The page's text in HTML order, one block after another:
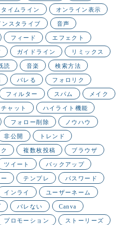
タイムライン オンライン表示
ンスタライブ 音声
フィード エフェクト
ガイドライン リミックス
読 音楽 検索方法
バレる フォロリク
フィルター スパム メイク
ャット ハイライト機能
フォロー削除 ノウハウ
非公開 トレンド
複数枚投稿 ブラウザ
ツイート バックアップ
テンプレ パスワード
インライ ユーザーネーム
バレない Canva
プロモーション ストーリーズ